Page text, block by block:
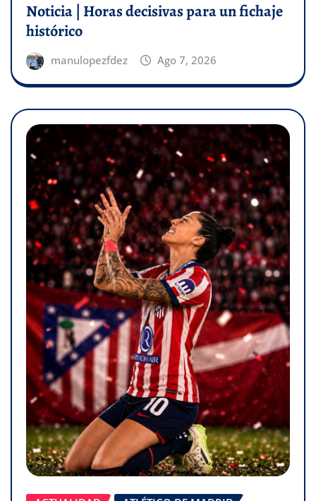
Noticia | Horas decisivas para un fichaje
histórico
manulopezfdez Ago 7, 2026